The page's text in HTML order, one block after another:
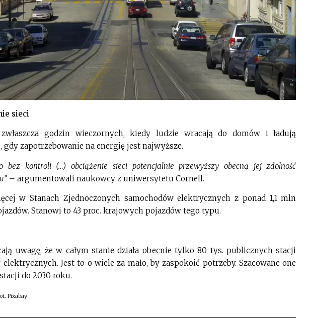
sieci
godzin wieczornych, kiedy ludzie wracają do domów i ładują
gdy zapotrzebowanie na energię jest najwyższe.
bez kontroli (…) obciążenie sieci potencjalnie przewyższy obecną jej zdolność
– argumentowali naukowcy z uniwersytetu Cornell.
w Stanach Zjednoczonych samochodów elektrycznych z ponad 1,1 mln
Stanowi to 43 proc. krajowych pojazdów tego typu.
uwagę, że w całym stanie działa obecnie tylko 80 tys. publicznych stacji
elektrycznych. Jest to o wiele za mało, by zaspokoić potrzeby. Szacowane one
do 2030 roku.
Pixabay